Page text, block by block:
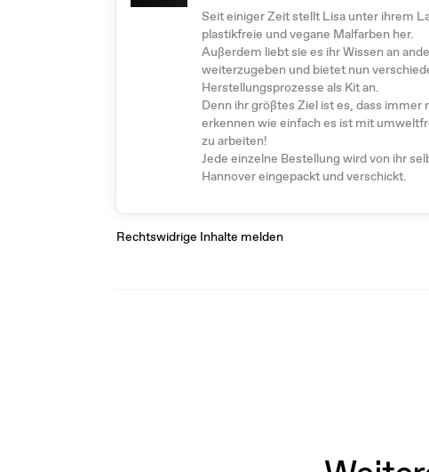
Seit einiger Zeit stellt Lisa unter ihrem
plastikfreie und vegane Malfarben her.
Außerdem liebt sie es ihr Wissen an
weiterzugeben und bietet nun
Herstellungsprozesse als Kit an.
Denn ihr größtes Ziel ist es, dass immer
erkennen wie einfach es ist mit
zu arbeiten!
Jede einzelne Bestellung wird von ihr
Hannover eingepackt und verschickt.
Rechtswidrige Inhalte melden